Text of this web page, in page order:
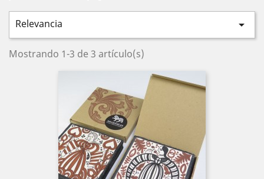
Relevancia 
Mostrando 1-3 de 3 artículo(s)